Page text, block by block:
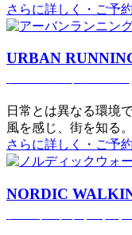
さらに詳しく・ご予約
URBAN
日常とは異なる環境で
風を感じ、街を知る。
さらに詳しく・ご予約
NORDIC